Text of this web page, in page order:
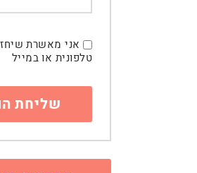
אני מאשרת
טלפונית או במייל